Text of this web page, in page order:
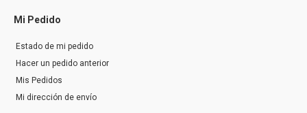
Mi Pedido
Estado de mi pedido
Hacer un pedido anterior
Mis Pedidos
Mi dirección de envío